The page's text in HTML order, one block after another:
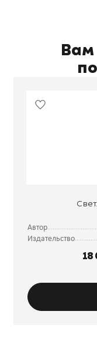
Вам
Автор
Издательство
18